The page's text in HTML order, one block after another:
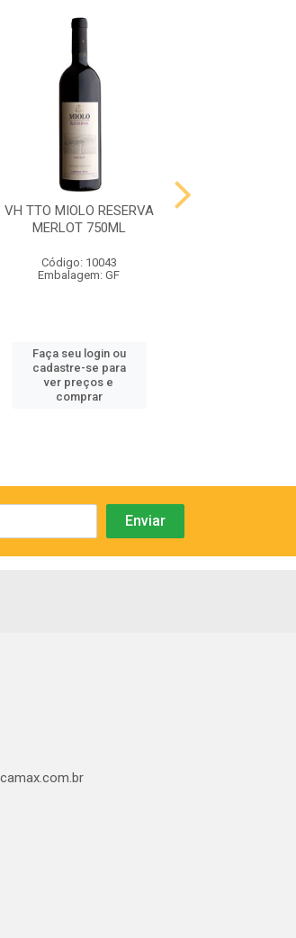
VH TTO MIOLO RESERVA
MERLOT 750ML
Código: 10043
Embalagem: GF
Faça seu login ou
cadastre-se para
ver preços e
comprar